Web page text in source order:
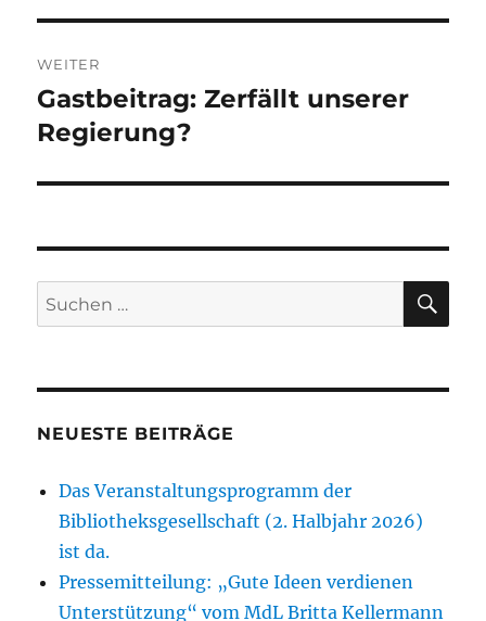
WEITER
Nächster
Beitrag:
Gastbeitrag: Zerfällt unserer
Regierung?
Suchen
nach:
NEUESTE BEITRÄGE
Das Veranstaltungsprogramm der
Bibliotheksgesellschaft (2. Halbjahr 2026)
ist da.
Pressemitteilung: „Gute Ideen verdienen
Unterstützung“ vom MdL Britta Kellermann